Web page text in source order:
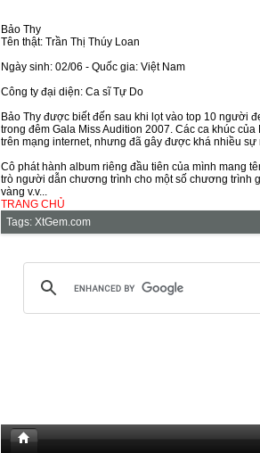
Bảo Thy
Tên thật: Trần Thị Thúy Loan
Ngày sinh: 02/06 - Quốc gia: Việt Nam
Công ty đại diện: Ca sĩ Tự Do
Bảo Thy được biết đến sau khi lọt vào top 10 người
trong đêm Gala Miss Audition 2007. Các ca khúc
trên mạng internet, nhưng đã gây được khá nhiều sự
Cô phát hành album riêng đầu tiên của mình mang
trò người dẫn chương trình cho một số chương trình
vàng v.v...
TRANG CHỦ
Tags: XtGem.com